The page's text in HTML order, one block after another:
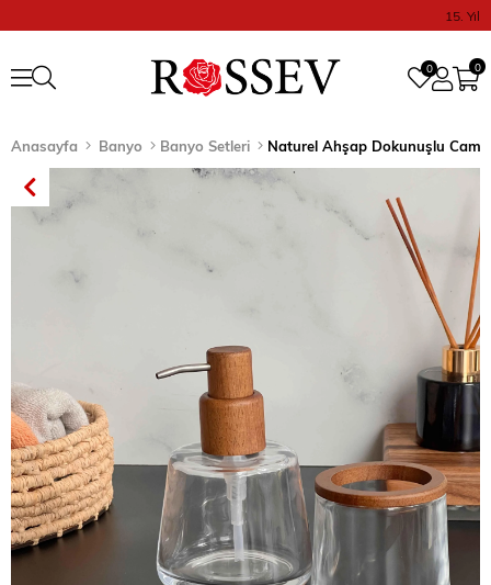
15. Yıl
0
0
Anasayfa Banyo Banyo Setleri Naturel Ahşap Dokunuşlu Cam